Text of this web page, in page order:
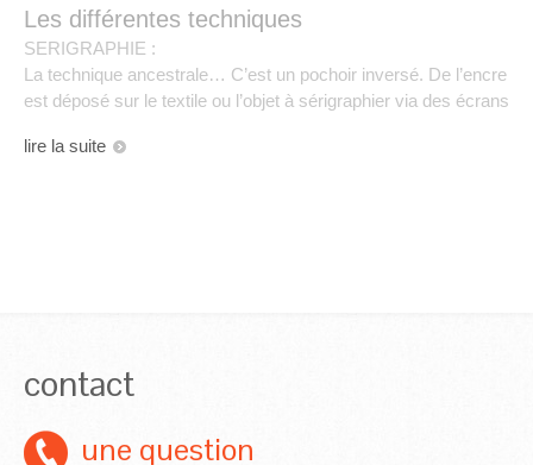
Les différentes techniques
SERIGRAPHIE :
La technique ancestrale… C’est un pochoir inversé. De l’encre
est déposé sur le textile ou l’objet à sérigraphier via des écrans
lire la suite
contact
une question